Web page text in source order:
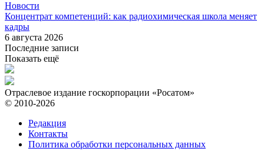
Новости
Концентрат компетенций: как радиохимическая школа меняет
кадры
6 августа 2026
Последние записи
Показать ещё
Отраслевое издание госкорпорации «Росатом»
© 2010-2026
Редакция
Контакты
Политика обработки персональных данных